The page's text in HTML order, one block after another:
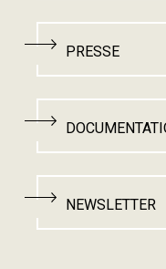
PRESSE
NEWSLETTER